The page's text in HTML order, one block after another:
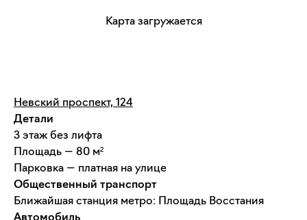
Карта загружается
Невский проспект, 124
Детали
3 этаж без лифта
Площадь — 80 м²
Парковка — платная на улице
Общественный транспорт
Ближайшая станция метро: Площадь Восстания